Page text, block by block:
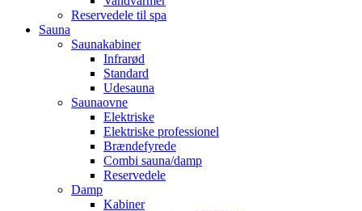
Reservedele til spa
Sauna
Saunakabiner
Infrarød
Standard
Udesauna
Saunaovne
Elektriske
Elektriske professionel
Brændefyrede
Combi sauna/damp
Reservedele
Damp
Kabiner